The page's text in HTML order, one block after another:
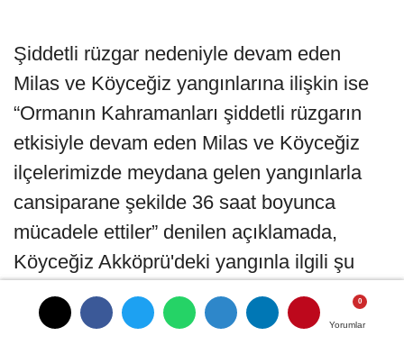
Yorumlar
Yorumlar
Şiddetli rüzgar nedeniyle devam eden
Milas ve Köyceğiz yangınlarına ilişkin ise
“Ormanın Kahramanları şiddetli rüzgarın
etkisiyle devam eden Milas ve Köyceğiz
ilçelerimizde meydana gelen yangınlarla
cansiparane şekilde 36 saat boyunca
mücadele ettiler” denilen açıklamada,
Köyceğiz Akköprü'deki yangınla ilgili şu
bilgiler yer aldı: